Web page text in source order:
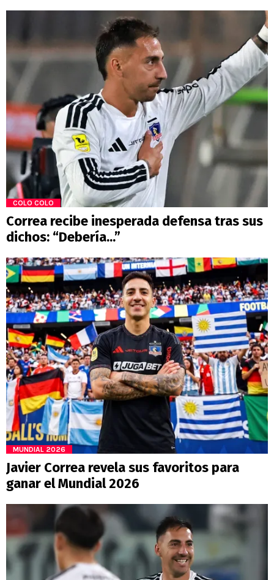
COLO COLO
Correa recibe inesperada defensa tras sus
dichos: “Debería...”
MUNDIAL 2026
Javier Correa revela sus favoritos para
ganar el Mundial 2026